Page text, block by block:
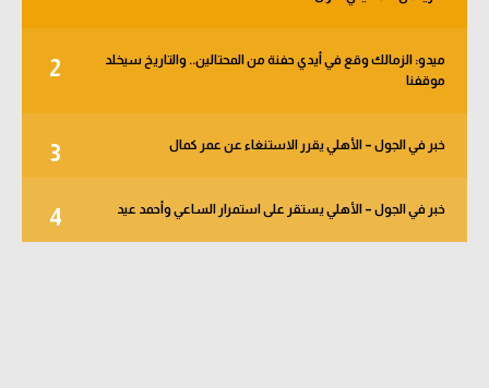
2
ميدو: الزمالك وقع في أيدي حفنة من المحتالين.. والتاريخ سيخلد
موقفنا
3 خبر في الجول – الأهلي يقرر الاستنغاء عن عمر كمال
4 خبر في الجول – الأهلي يستقر على استمرار الساعي وأحمد عيد